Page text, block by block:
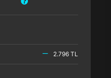
2.796 TL